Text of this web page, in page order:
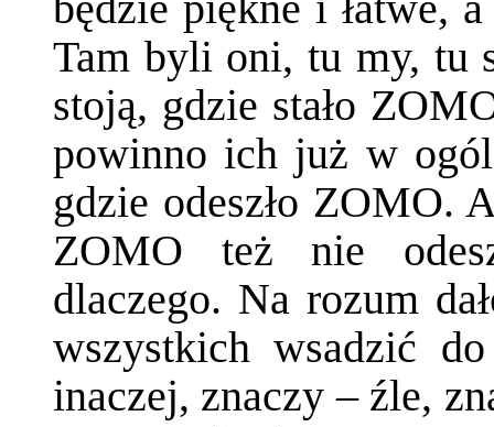
Tam byli oni, tu my, tu
stoją, gdzie stało
powinno ich już w
gdzie odeszło ZOMO.
ZOMO też nie
dlaczego. Na rozum
wszystkich wsadzić
inaczej, znaczy – źle,